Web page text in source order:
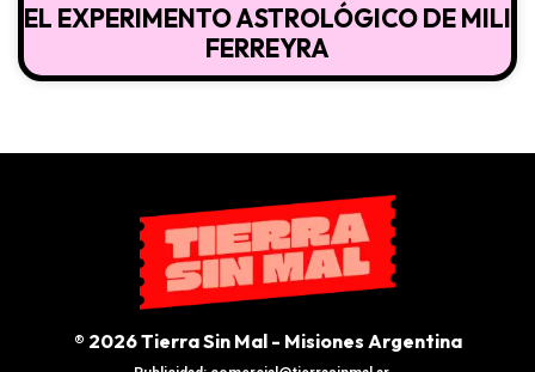
EL EXPERIMENTO ASTROLÓGICO DE MILI
FERREYRA
® 2026 Tierra Sin Mal - Misiones Argentina